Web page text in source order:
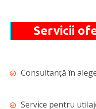
Servicii
Consultanță în
Service pentru